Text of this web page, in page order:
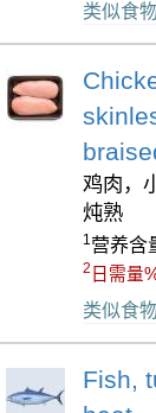
类似食
鸡肉，
炖熟
1营养含
2 日需量
类似食
Fish,